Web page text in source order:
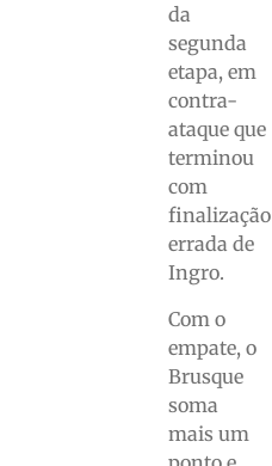
da
segunda
etapa, em
contra-
ataque que
terminou
com
finalização
errada de
Ingro.
Com o
empate, o
Brusque
soma
mais um